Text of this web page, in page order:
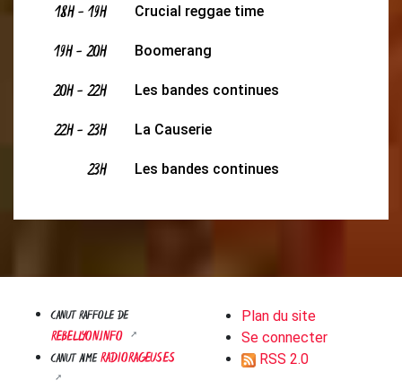
18H-19H Crucial reggae time
19H-20H Boomerang
20H-22H Les bandes continues
22H-23H La Causerie
23H Les bandes continues
CANUT RAFFOLE DE
REBELLYON.INFO
CANUT AIMERADIORAGEUSES
Plan du site
Se connecter
RSS 2.0